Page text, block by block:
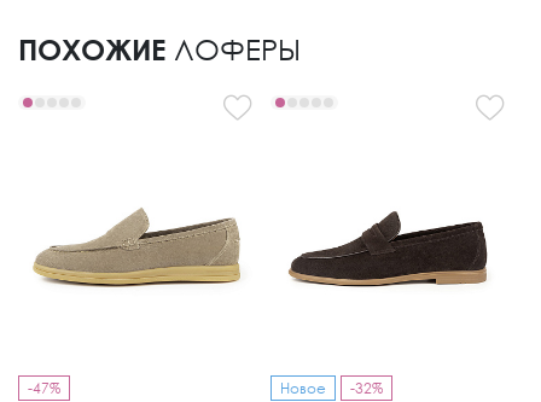
ПОХОЖИЕ ЛОФЕРЫ
-47% Новое -32%